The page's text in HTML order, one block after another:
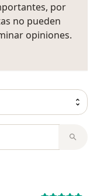
por
no pueden
opiniones.